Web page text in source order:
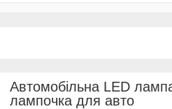
Автомобільна LED
лампочка для авто